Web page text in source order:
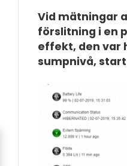
Vid mätningar
förslitning i en
effekt, den var
sumpnivå,